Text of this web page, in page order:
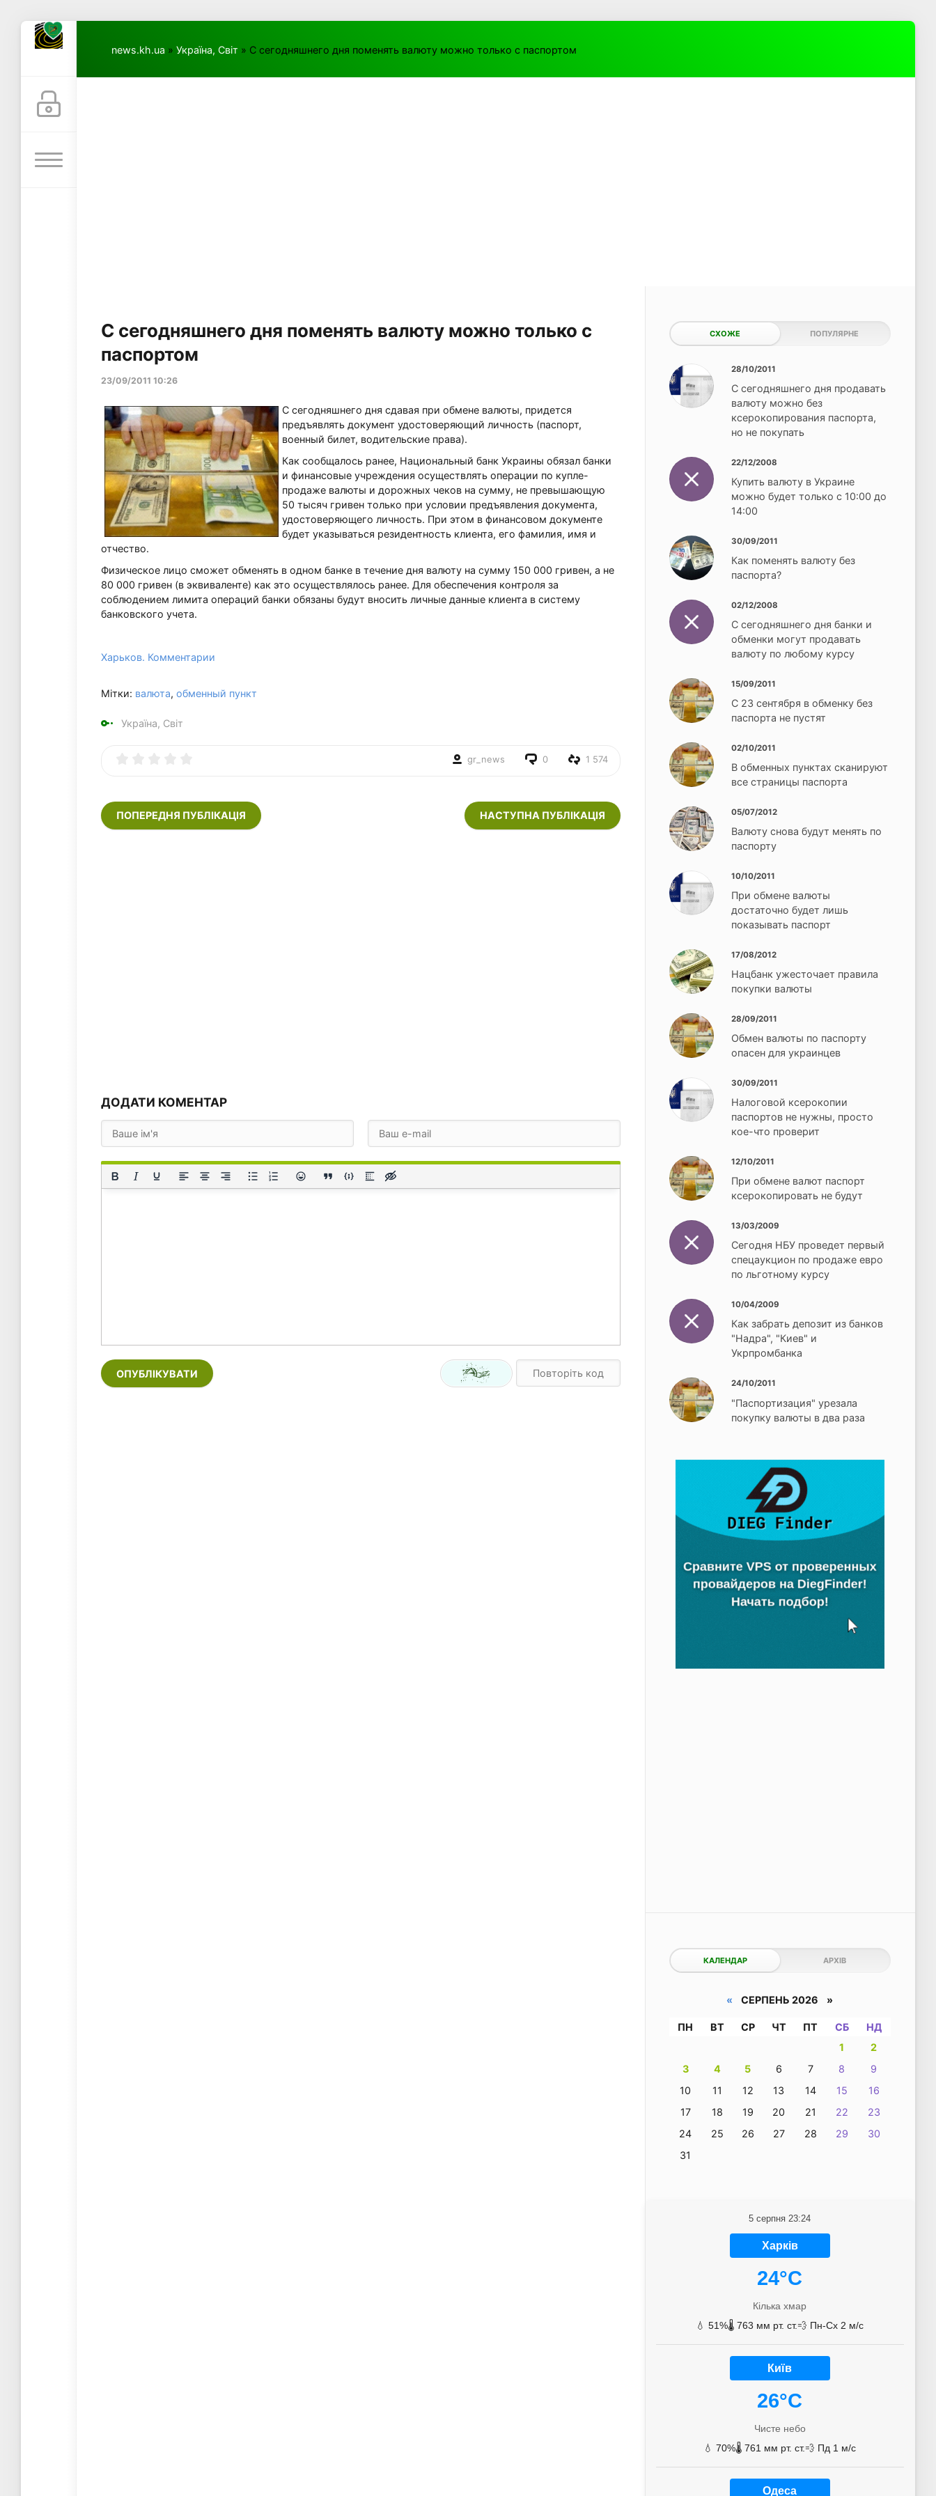
news.kh.ua » Україна, Світ » С сегодняшнего дня поменять валюту можно только с паспортом
С сегодняшнего дня поменять валюту можно только с
паспортом
23/09/2011 10:26
С сегодняшнего дня сдавая при обмене валюты, придется
предъявлять документ удостоверяющий личность (паспорт,
военный билет, водительские права).
Как сообщалось ранее, Национальный банк Украины обязал банки
и финансовые учреждения осуществлять операции по купле-
продаже валюты и дорожных чеков на сумму, не превышающую
50 тысяч гривен только при условии предъявления документа,
удостоверяющего личность. При этом в финансовом документе
будет указываться резидентность клиента, его фамилия, имя и
отчество.
Физическое лицо сможет обменять в одном банке в течение дня валюту на сумму 150 000 гривен, а не
80 000 гривен (в эквиваленте) как это осуществлялось ранее. Для обеспечения контроля за
соблюдением лимита операций банки обязаны будут вносить личные данные клиента в систему
банковского учета.
Харьков. Комментарии
Мітки: валюта, обменный пункт
Україна, Світ
gr_news 0 1 574
ПОПЕРЕДНЯ ПУБЛІКАЦІЯ НАСТУПНА ПУБЛІКАЦІЯ
ДОДАТИ КОМЕНТАР
ОПУБЛІКУВАТИ
СХОЖЕ ПОПУЛЯРНЕ
28/10/2011
С сегодняшнего дня продавать
валюту можно без
ксерокопирования паспорта,
но не покупать
22/12/2008
Купить валюту в Украине
можно будет только с 10:00 до
14:00
30/09/2011
Как поменять валюту без
паспорта?
02/12/2008
С сегодняшнего дня банки и
обменки могут продавать
валюту по любому курсу
15/09/2011
С 23 сентября в обменку без
паспорта не пустят
02/10/2011
В обменных пунктах сканируют
все страницы паспорта
05/07/2012
Валюту снова будут менять по
паспорту
10/10/2011
При обмене валюты
достаточно будет лишь
показывать паспорт
17/08/2012
Нацбанк ужесточает правила
покупки валюты
28/09/2011
Обмен валюты по паспорту
опасен для украинцев
30/09/2011
Налоговой ксерокопии
паспортов не нужны, просто
кое-что проверит
12/10/2011
При обмене валют паспорт
ксерокопировать не будут
13/03/2009
Сегодня НБУ проведет первый
спецаукцион по продаже евро
по льготному курсу
10/04/2009
Как забрать депозит из банков
"Надра", "Киев" и
Укрпромбанка
24/10/2011
"Паспортизация" урезала
покупку валюты в два раза
КАЛЕНДАР АРХІВ
« СЕРПЕНЬ 2026 »
ПН ВТ СР ЧТ ПТ СБ
НД
1
2
3
4 5 6 7 8
9
10
11 12 13 14 15
16
17
18 19 20 21 22
23
24
25 26 27 28 29
30
31
5 серпня 23:24
Харків
24°C
Кілька хмар
💧 51%🌡️ 763 мм рт. ст.💨 Пн-Сх 2 м/с
Київ
26°C
Чисте небо
💧 70%🌡️ 761 мм рт. ст.💨 Пд 1 м/с
Одеса